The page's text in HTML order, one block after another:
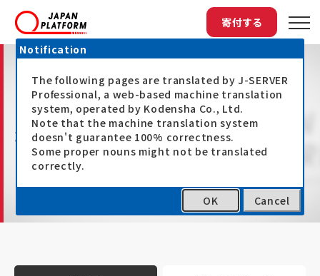
寄付する
最新情報
Notification
The following pages are translated by J-SERVER
Professional, a web-based machine translation
system, operated by Kodensha Co., Ltd.
Note that the machine translation system
doesn't guarantee 100% correctness.
Some proper nouns might not be translated
correctly.
OK Cancel